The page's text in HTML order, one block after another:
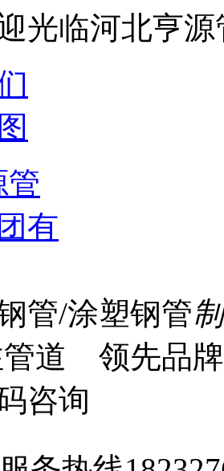
光临河北亨
管/涂塑钢管
道 领先品
咨询